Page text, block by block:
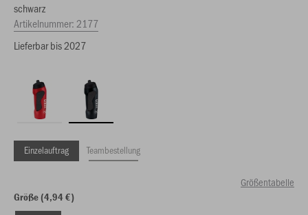
schwarz
Artikelnummer: 2177
Lieferbar bis 2027
Einzelauftrag Teambestellung
Größentabelle
Größe (4,94 €)